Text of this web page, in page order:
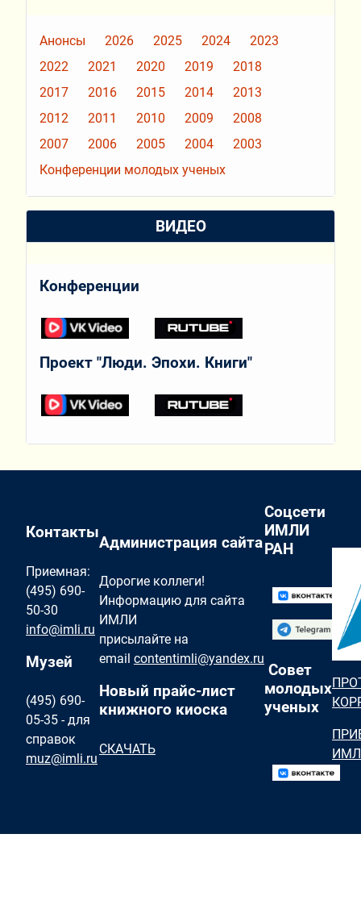
Анонсы 2026 2025 2024
2023
2022
2021 2020 2019
2018
2017
2016 2015 2014
2013
2012
2011 2010 2009
2008
2007
2006 2005 2004
2003
Конференции молодых ученых
ВИДЕО
Конференции
Проект "Люди. Эпохи. Книги"
Контакты
Приемная:
(495) 690-
50-30
info@imli.ru
Музей
(495) 690-
05-35 - для
справок
muz@imli.ru
Администрация сайта
Дорогие коллеги!
Информацию для сайта
ИМЛИ
присылайте на
email contentimli@yandex.ru
Новый прайс-лист
книжного киоска
СКАЧАТЬ
Соцсети
ИМЛИ
РАН
Совет
молодых
ученых